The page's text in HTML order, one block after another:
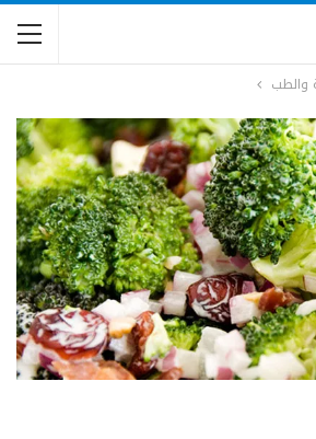
والطب